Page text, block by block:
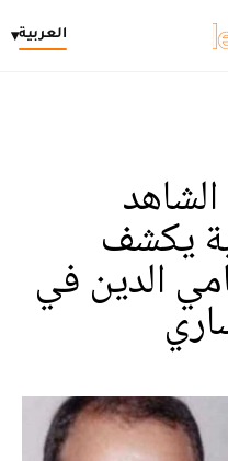
العربية▾
يكشف
الدين في